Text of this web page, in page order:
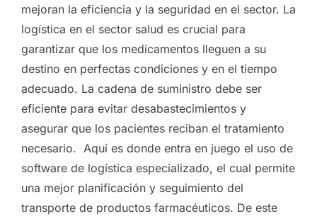
mejoran la eficiencia y la seguridad en el sector. La
logística en el sector salud es crucial para
garantizar que los medicamentos lleguen a su
destino en perfectas condiciones y en el tiempo
adecuado. La cadena de suministro debe ser
eficiente para evitar desabastecimientos y
asegurar que los pacientes reciban el tratamiento
necesario. Aquí es donde entra en juego el uso de
software de logística especializado, el cual permite
una mejor planificación y seguimiento del
transporte de productos farmacéuticos. De este